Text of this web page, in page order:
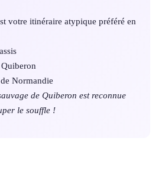
votre itinéraire atypique préféré en
Normandie
de Quiberon est reconnue
le souffle !